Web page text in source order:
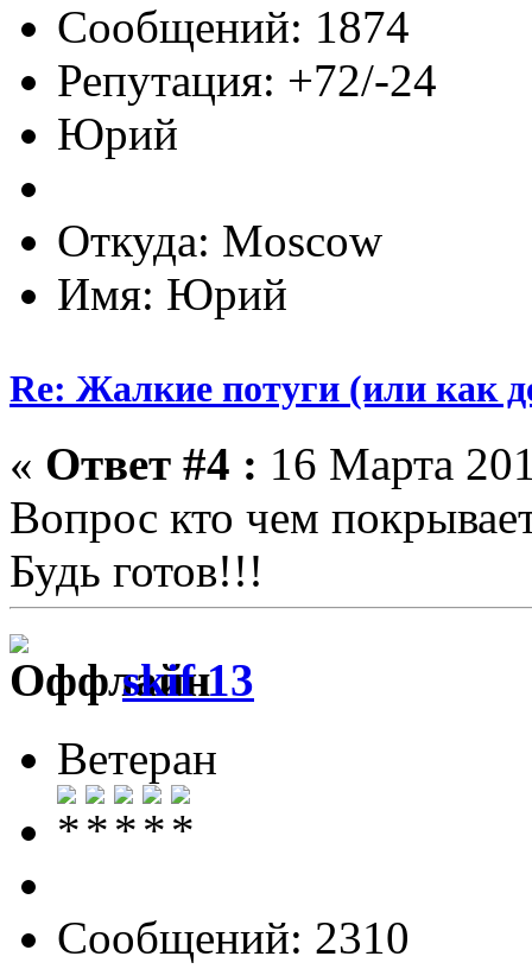
Сообщений: 1874
Репутация: +72/-24
Юрий
Откуда: Moscow
Имя: Юрий
Re: Жалкие потуги (или как
« Ответ #4 : 16 Марта
Вопрос кто чем
Будь готов!!!
skif 13
Ветеран
Сообщений: 2310